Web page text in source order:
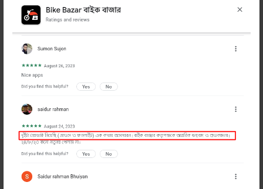
সউমি ফুল ফিঙ্গার হ্যান্ড গ্লভ
850 টাকা 990 টাকা অর্ডার করুন
Soumy ফুল ফিঙ্গার হ্যান্ড গ্লাভস আর্টিফিশিয়াল লেদার
ও আরামদায়ক ফেব্রিকে তৈরি। আঙ্গুলের গাঁট সুরক্ষায়
রয়েছে শক্ত নাকল। যা উন্নত মানের মাইক্রো ফাইবারে
তৈরি।মোলায়েম ও নমনিয়। সকল ঋতুতে ব্যবহার
উপযোগী। এখনি অর্ডার করুন!
প্রডাক্ট হাতে পেয়ে টাকা পরিশোধ
ইজি ও ফ্রী রিটার্ন